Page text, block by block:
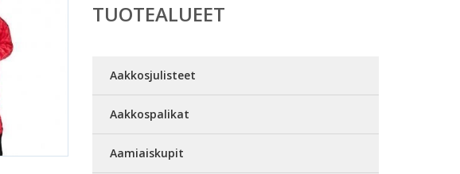
TUOTEALUEET
Aakkosjulisteet
Aakkospalikat
Aamiaiskupit